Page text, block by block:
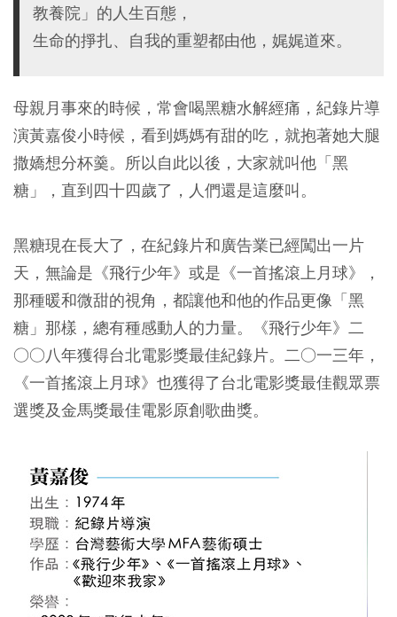
教養院」的人生百態，
生命的掙扎、自我的重塑都由他，娓娓道來。
母親月事來的時候，常會喝黑糖水解經痛，紀錄片導
演黃嘉俊小時候，看到媽媽有甜的吃，就抱著她大腿
撒嬌想分杯羹。所以自此以後，大家就叫他「黑
糖」，直到四十四歲了，人們還是這麼叫。
黑糖現在長大了，在紀錄片和廣告業已經闖出一片
天，無論是《飛行少年》或是《一首搖滾上月球》，
那種暖和微甜的視角，都讓他和他的作品更像「黑
糖」那樣，總有種感動人的力量。《飛行少年》二
○○八年獲得台北電影獎最佳紀錄片。二○一三年，
《一首搖滾上月球》也獲得了台北電影獎最佳觀眾票
選獎及金馬獎最佳電影原創歌曲獎。